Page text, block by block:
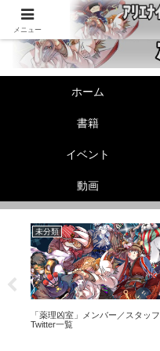
ホーム
書籍
イベント
動画
未分類
「薬理凶室」メンバー／スタッフ
Twitter一覧
メニュー